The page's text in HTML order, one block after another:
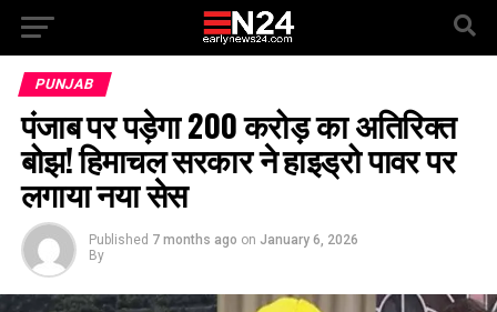
PUNJAB
पंजाब पर पड़ेगा 200 करोड़ का अतिरिक्त
बोझ! हिमाचल सरकार ने हाइड्रो पावर पर
लगाया नया सेस
Published 7 months ago on January 6, 2026
By